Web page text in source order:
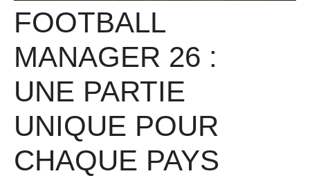
FOOTBALL
MANAGER 26 :
UNE PARTIE
UNIQUE POUR
CHAQUE PAYS